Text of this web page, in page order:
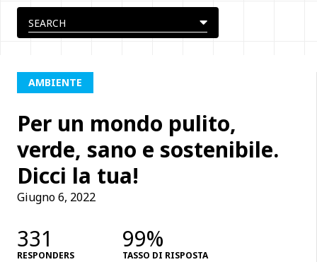
AMBIENTE
Per un mondo pulito,
verde, sano e sostenibile.
Dicci la tua!
Giugno 6, 2022
331
RESPONDERS
99%
TASSO DI RISPOSTA